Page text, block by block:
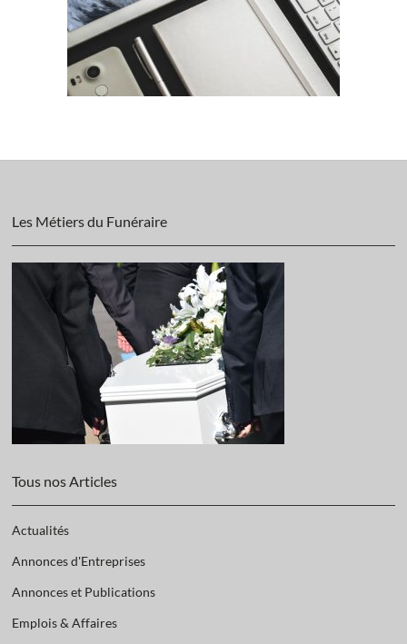
Les Métiers du Funéraire
Tous nos Articles
Actualités
Annonces d'Entreprises
Annonces et Publications
Emplois & Affaires